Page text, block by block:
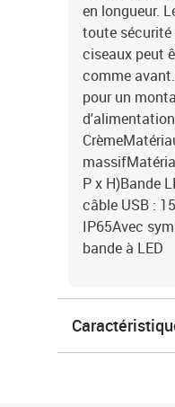
en longueur.
toute sécurité
ciseaux peut
comme
pour un
P x H)Bande
câble USB :
IP65Avec
bande à LED